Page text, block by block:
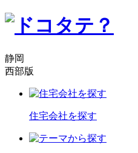
静岡
西部版
住宅会社を探す